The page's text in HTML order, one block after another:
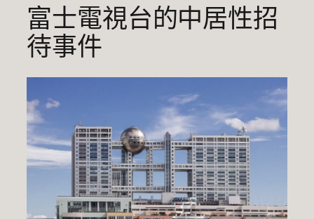
富士電視台的中居性招
待事件